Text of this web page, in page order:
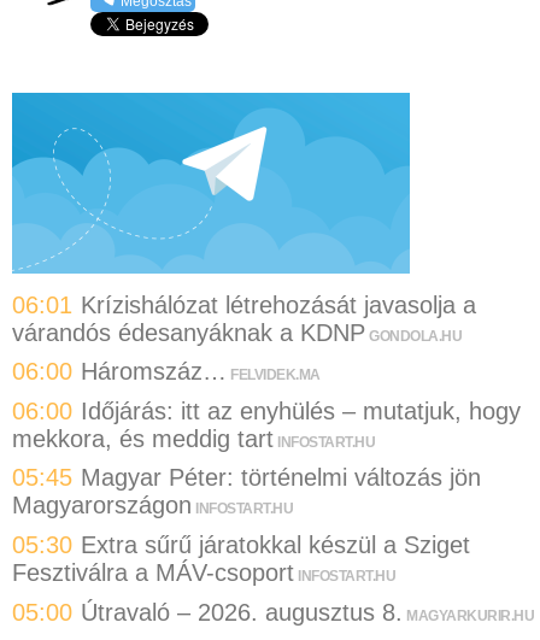
06:01 Krízishálózat létrehozását javasolja a
várandós édesanyáknak a KDNP GONDOLA.HU
06:00 Háromszáz… FELVIDEK.MA
06:00 Időjárás: itt az enyhülés – mutatjuk, hogy
mekkora, és meddig tart INFOSTART.HU
05:45 Magyar Péter: történelmi változás jön
Magyarországon
INFOSTART.HU
05:30 Extra sűrű járatokkal készül a Sziget
Fesztiválra a MÁV-csoport INFOSTART.HU
05:00 Útravaló – 2026. augusztus 8. MAGYARKURIR.HU